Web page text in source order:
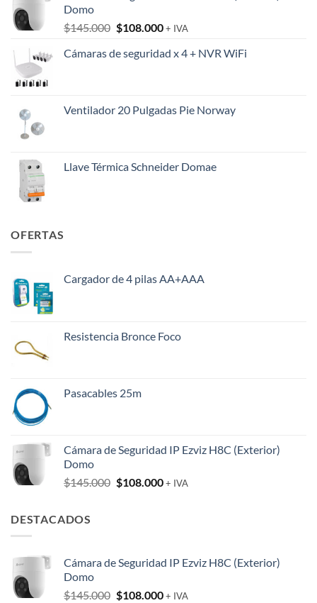
Domo
$145.000 El
original
$108.000El
actual
+ IVA
Cámaras de seguridad x 4 + NVR WiFi
Ventilador 20 Pulgadas Pie Norway
Llave Térmica Schneider Domae
OFERTAS
Cargador de 4 pilas AA+AAA
Resistencia Bronce Foco
Pasacables 25m
Cámara de Seguridad IP Ezviz H8C (Exterior)
Domo
$145.000 El
$108.000El+ IVA
DESTACADOS
Cámara de Seguridad IP Ezviz H8C (Exterior)
Domo
$145.000 El
$108.000El+ IVA